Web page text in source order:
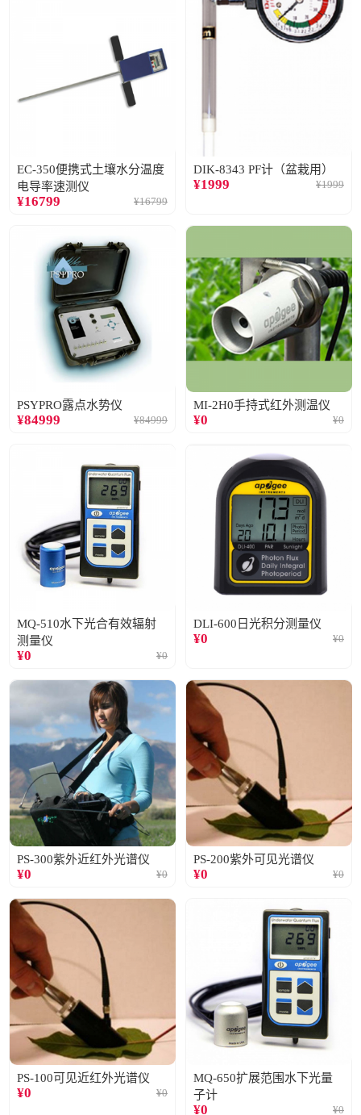
EC-350便携式土壤水分温度
电导率速测仪
¥16799 ¥16799
DIK-8343 PF计（盆栽用）
¥1999 ¥1999
PSYPRO露点水势仪
¥84999 ¥84999
MI-2H0手持式红外测温仪
¥0 ¥0
MQ-510水下光合有效辐射
测量仪
¥0 ¥0
DLI-600日光积分测量仪
¥0 ¥0
PS-300紫外近红外光谱仪
¥0 ¥0
PS-200紫外可见光谱仪
¥0 ¥0
PS-100可见近红外光谱仪
¥0 ¥0
MQ-650扩展范围水下光量
子计
¥0 ¥0